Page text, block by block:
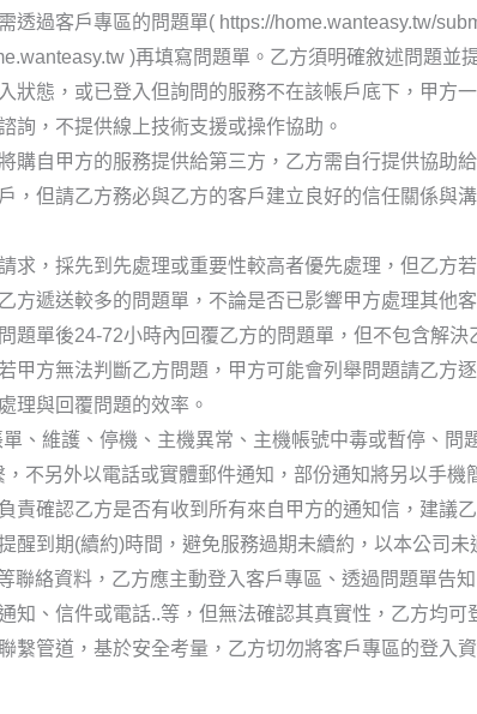
透過客戶專區的問題單( https://home.wanteasy.tw/
)再填寫問題單。乙方須明確敘述問題並
狀態，或已登入但詢問的服務不在該帳戶底下，甲方
詢，不提供線上技術支援或操作協助。
購自甲方的服務提供給第三方，乙方需自行提供協助
，但請乙方務必與乙方的客戶建立良好的信任關係與
求，採先到先處理或重要性較高者優先處理，但乙方
方遞送較多的問題單，不論是否已影響甲方處理其他
題單後24-72小時內回覆乙方的問題單，但不包含解決
甲方無法判斷乙方問題，甲方可能會列舉問題請乙方
理與回覆問題的效率。
、維護、停機、主機異常、主機帳號中毒或暫停、
不另外以電話或實體郵件通知，部份通知將另以手
責確認乙方是否有收到所有來自甲方的通知信，建議
醒到期(續約)時間，避免服務過期未續約，以本公司未
聯絡資料，乙方應主動登入客戶專區、透過問題單告
知、信件或電話..等，但無法確認其真實性，乙方均可
繫管道，基於安全考量，乙方切勿將客戶專區的登入